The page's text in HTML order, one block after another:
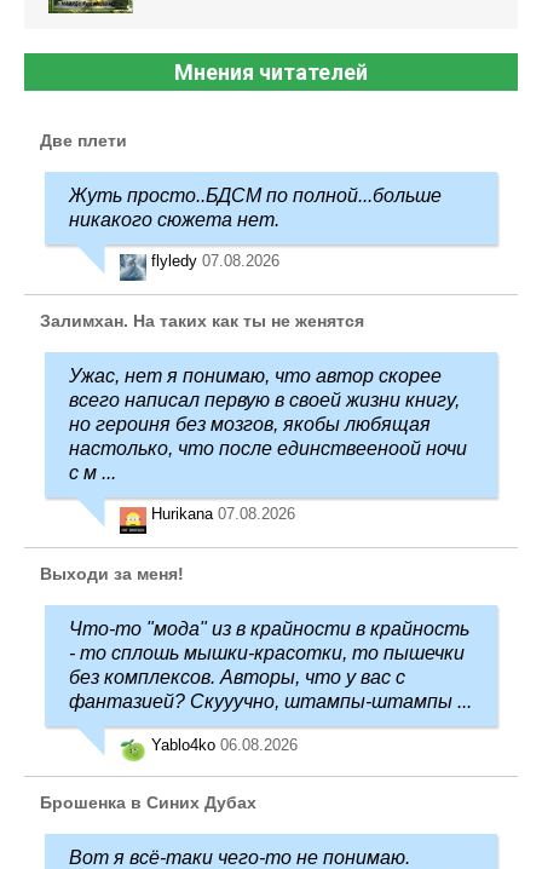
Мнения читателей
Две плети
Жуть просто..БДСМ по полной...больше
никакого сюжета нет.
flyledy 07.08.2026
Залимхан. На таких как ты не женятся
Ужас, нет я понимаю, что автор скорее
всего написал первую в своей жизни книгу,
но героиня без мозгов, якобы любящая
настолько, что после единствееноой ночи
с м ...
Hurikana 07.08.2026
Выходи за меня!
Что-то "мода" из в крайности в крайность
- то сплошь мышки-красотки, то пышечки
без комплексов. Авторы, что у вас с
фантазией? Скууучно, штампы-штампы ...
Yablo4ko 06.08.2026
Брошенка в Синих Дубах
Вот я всё-таки чего-то не понимаю.